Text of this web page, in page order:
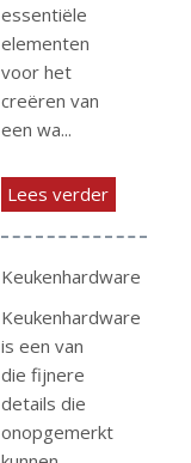
essentiële
elementen
voor het
creëren van
een wa...
Lees verder
Keukenhardware
Keukenhardware
is een van
die fijnere
details die
onopgemerkt